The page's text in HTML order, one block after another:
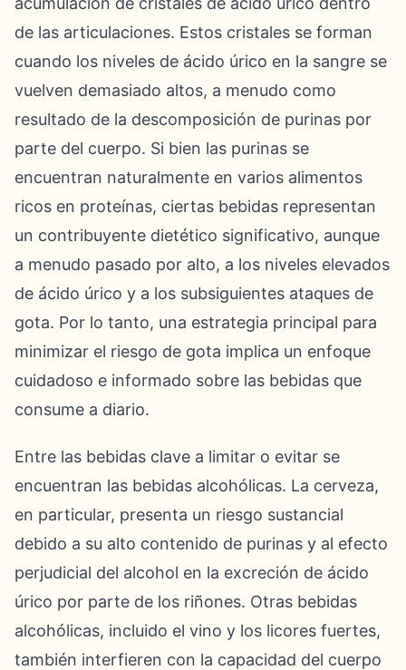
de las articulaciones. Estos cristales se forman
cuando los niveles de ácido úrico en la sangre se
vuelven demasiado altos, a menudo como
resultado de la descomposición de purinas por
parte del cuerpo. Si bien las purinas se
encuentran naturalmente en varios alimentos
ricos en proteínas, ciertas bebidas representan
un contribuyente dietético significativo, aunque
a menudo pasado por alto, a los niveles elevados
de ácido úrico y a los subsiguientes ataques de
gota. Por lo tanto, una estrategia principal para
minimizar el riesgo de gota implica un enfoque
cuidadoso e informado sobre las bebidas que
consume a diario.
Entre las bebidas clave a limitar o evitar se
encuentran las bebidas alcohólicas. La cerveza,
en particular, presenta un riesgo sustancial
debido a su alto contenido de purinas y al efecto
perjudicial del alcohol en la excreción de ácido
úrico por parte de los riñones. Otras bebidas
alcohólicas, incluido el vino y los licores fuertes,
también interfieren con la capacidad del cuerpo